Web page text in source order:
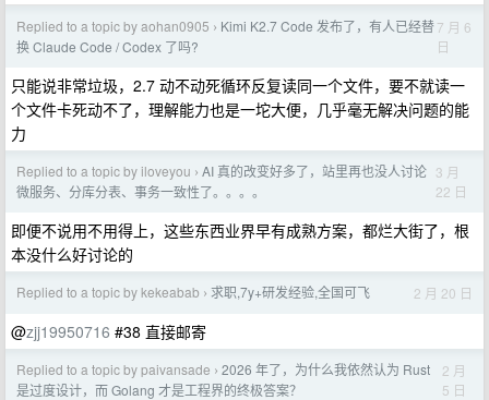
Replied to a topic by aohan0905 › Kimi K2.7 Code 发布了，有人已经替
换 Claude Code / Codex 了吗?
7 月 6
日
只能说非常垃圾，2.7 动不动死循环反复读同一个文件，要不就读一
个文件卡死动不了，理解能力也是一坨大便，几乎毫无解决问题的能
力
Replied to a topic by iloveyou › AI 真的改变好多了，站里再也没人讨论
微服务、分库分表、事务一致性了。。。。
3 月
22 日
即便不说用不用得上，这些东西业界早有成熟方案，都烂大街了，根
本没什么好讨论的
Replied to a topic by kekeabab › 求职,7y+研发经验,全国可飞 2 月 20 日
@zjj19950716 #38 直接邮寄
Replied to a topic by paivansade › 2026 年了，为什么我依然认为 Rust
是过度设计，而 Golang 才是工程界的终极答案？
2 月
5 日